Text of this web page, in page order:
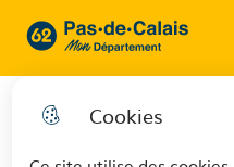
Cookies
62 - Pas-de-Calais Mon